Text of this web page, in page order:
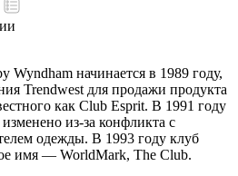
Wyndham начинается в 1989 году,
Trendwest для продажи продукта
как Club Esprit. В 1991 году
из-за конфликта с
одежды. В 1993 году клуб
имя — WorldMark, The Club.